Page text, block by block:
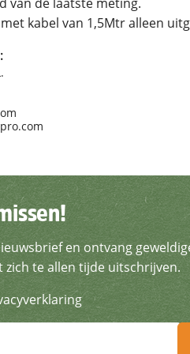
kabel van 1,5Mtr alleen
voor deen ontvang
zich te allen tijde uitschrijven.